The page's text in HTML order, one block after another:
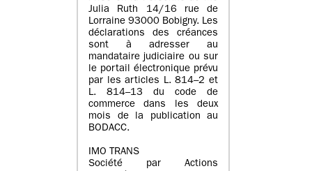
Julia Ruth 14/16 rue de
Lorraine 93000 Bobigny. Les
déclarations des créances
sont à adresser au
mandataire judiciaire ou sur
le portail électronique prévu
par les articles L. 814–2 et
L. 814–13 du code de
commerce dans les deux
mois de la publication au
BODACC.
IMO TRANS
Société par Actions